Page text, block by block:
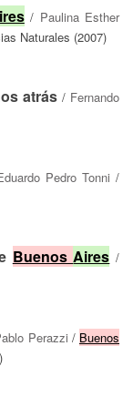
/ Paulina Esther
Naturales (2007)
atrás / Fernando
Pedro Tonni /
BuenosAires /
Perazzi / Buenos